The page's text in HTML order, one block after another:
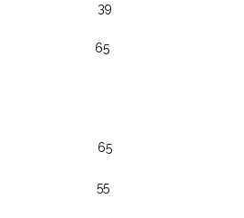
INI 39
INI 65
Si/v 65
INI 55